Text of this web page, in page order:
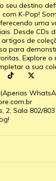
seu destino
K-Pop!
uma
Desde CDs
de
para
Explore
a sua
2, Sala 802/